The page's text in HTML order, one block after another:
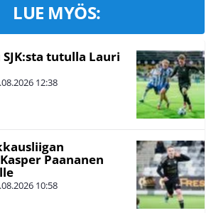
LUE MYÖS:
tutulla Lauri
12:38
Paananen
10:58